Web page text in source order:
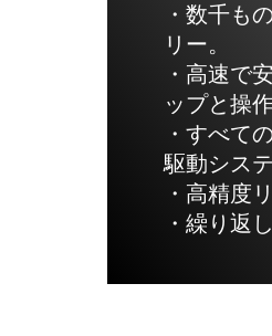
・数千も
リー。
・高速で
ップと操
・すべて
駆動シス
・高精度
・繰り返